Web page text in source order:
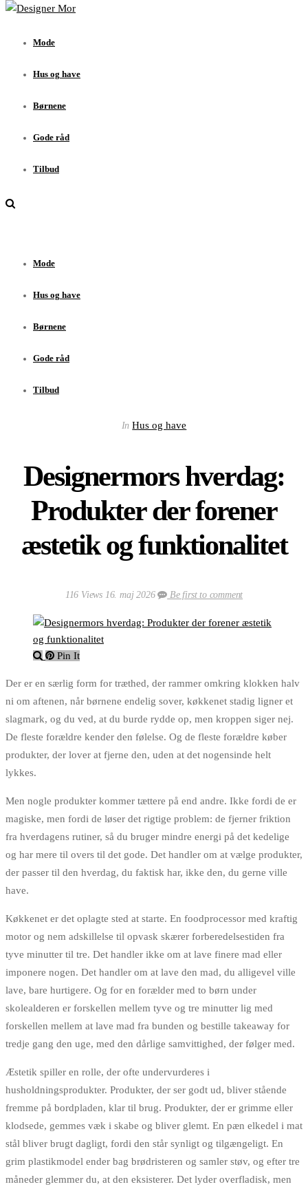
Mode
Hus og have
Børnene
Gode råd
Tilbud
Mode
Hus og have
Børnene
Gode råd
Tilbud
In Hus og have
Designermors hverdag:
Produkter der forener
æstetik og funktionalitet
116 Views 16. maj 2026 Be first to comment
Pin It
Der er en særlig form for træthed, der rammer omkring klokken halv
ni om aftenen, når børnene endelig sover, køkkenet stadig ligner et
slagmark, og du ved, at du burde rydde op, men kroppen siger nej.
De fleste forældre kender den følelse. Og de fleste forældre køber
produkter, der lover at fjerne den, uden at det nogensinde helt
lykkes.
Men nogle produkter kommer tættere på end andre. Ikke fordi de er
magiske, men fordi de løser det rigtige problem: de fjerner friktion
fra hverdagens rutiner, så du bruger mindre energi på det kedelige
og har mere til overs til det gode. Det handler om at vælge produkter,
der passer til den hverdag, du faktisk har, ikke den, du gerne ville
have.
Køkkenet er det oplagte sted at starte. En foodprocessor med kraftig
motor og nem adskillelse til opvask skærer forberedelsestiden fra
tyve minutter til tre. Det handler ikke om at lave finere mad eller
imponere nogen. Det handler om at lave den mad, du alligevel ville
lave, bare hurtigere. Og for en forælder med to børn under
skolealderen er forskellen mellem tyve og tre minutter lig med
forskellen mellem at lave mad fra bunden og bestille takeaway for
tredje gang den uge, med den dårlige samvittighed, der følger med.
Æstetik spiller en rolle, der ofte undervurderes i
husholdningsprodukter. Produkter, der ser godt ud, bliver stående
fremme på bordpladen, klar til brug. Produkter, der er grimme eller
klodsede, gemmes væk i skabe og bliver glemt. En pæn elkedel i mat
stål bliver brugt dagligt, fordi den står synligt og tilgængeligt. En
grim plastikmodel ender bag brødristeren og samler støv, og efter tre
måneder glemmer du, at den eksisterer. Det lyder overfladisk, men